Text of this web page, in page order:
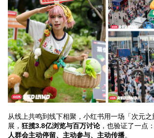
从线上共鸣到线下相聚，小红书用一场「次元
展， 狂揽3.8亿浏览与百万讨论 ，也验证了一点：
人群会主动停留、主动参与、主动传播。